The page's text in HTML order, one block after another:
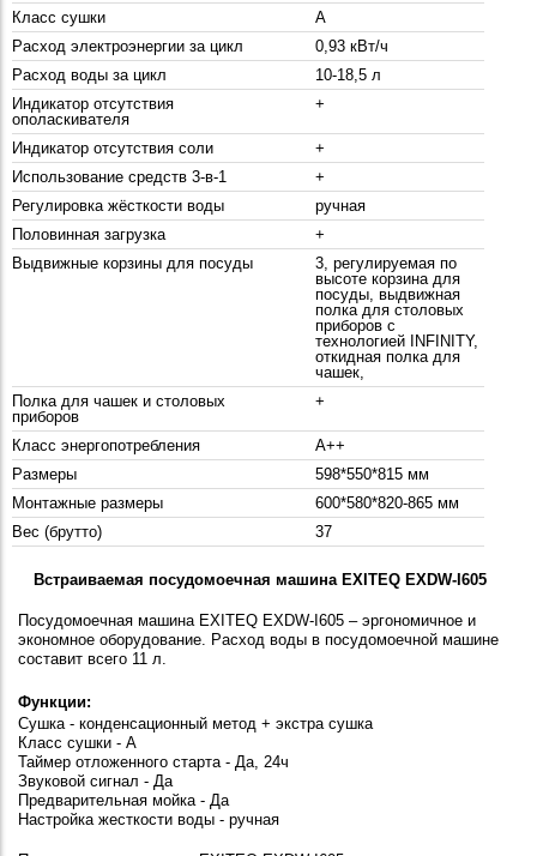
Класс сушки
A
Расход электроэнергии за цикл
0,93 кВт/ч
Расход воды за цикл
10-18,5 л
Индикатор отсутствия
ополаскивателя
+
Индикатор отсутствия соли
+
Использование средств 3-в-1
+
Регулировка жёсткости воды
ручная
Половинная загрузка
+
Выдвижные корзины для посуды
3, регулируемая по
высоте корзина для
посуды, выдвижная
полка для столовых
приборов с
технологией INFINITY,
откидная полка для
чашек,
Полка для чашек и столовых
приборов
+
Класс энергопотребления
A++
Размеры
598*550*815 мм
Монтажные размеры
600*580*820-865 мм
Вес (брутто)
37
Встраиваемая посудомоечная машина EXITEQ EXDW-I605
Посудомоечная машина EXITEQ EXDW-I605 – эргономичное и
экономное оборудование. Расход воды в посудомоечной машине
составит всего 11 л.
Функции:
Сушка - конденсационный метод + экстра сушка
Класс сушки - А
Таймер отложенного старта - Да, 24ч
Звуковой сигнал - Да
Предварительная мойка - Да
Настройка жесткости воды - ручная